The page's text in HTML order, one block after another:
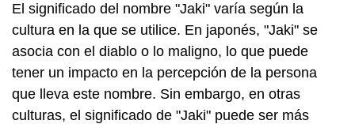
El significado del nombre "Jaki" varía según la
cultura en la que se utilice. En japonés, "Jaki" se
asocia con el diablo o lo maligno, lo que puede
tener un impacto en la percepción de la persona
que lleva este nombre. Sin embargo, en otras
culturas, el significado de "Jaki" puede ser más